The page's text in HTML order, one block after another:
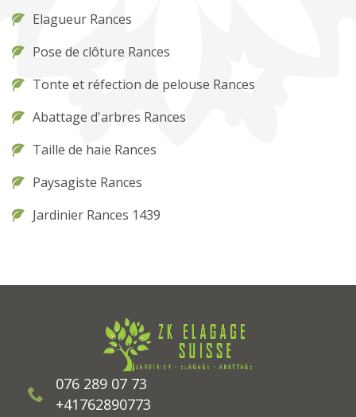
Elagueur Rances
Pose de clôture Rances
Tonte et réfection de pelouse Rances
Abattage d'arbres Rances
Taille de haie Rances
Paysagiste Rances
Jardinier Rances 1439
076 289 07 73
+41762890773